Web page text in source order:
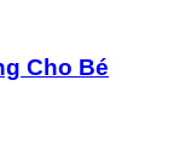
Cho Bé